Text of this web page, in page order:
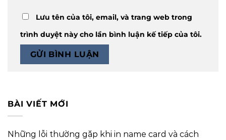
Lưu tên của tôi, email, và trang web trong
trình duyệt này cho lần bình luận kế tiếp của tôi.
BÀI VIẾT MỚI
Những lỗi thường gặp khi in name card và cách